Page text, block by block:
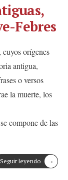
Febres
orígenes
antigua,
o versos
la muerte, los
compone de las
Seguir leyendo →